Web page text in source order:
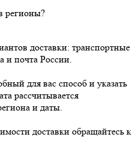
регионы?
доставки: транспортные
и почта России.
для вас способ и указать
рассчитывается
и даты.
доставки обращайтесь к